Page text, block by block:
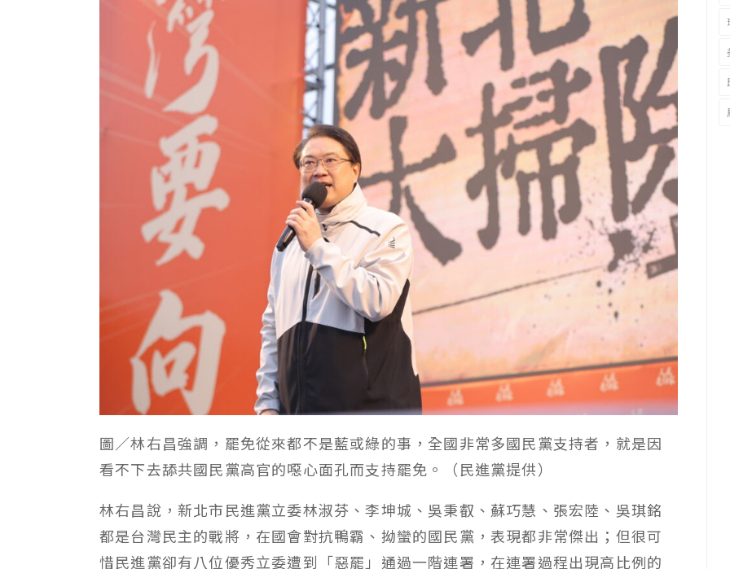
圖／林右昌強調，罷免從來都不是藍或綠的事，全國非常多國民黨支持者，就是因
看不下去舔共國民黨高官的噁心面孔而支持罷免。（民進黨提供）
林右昌說，新北市民進黨立委林淑芬、李坤城、吳秉叡、蘇巧慧、張宏陸、吳琪銘
都是台灣民主的戰將，在國會對抗鴨霸、拗蠻的國民黨，表現都非常傑出；但很可
惜民進黨卻有八位優秀立委遭到「惡罷」通過一階連署，在連署過程出現高比例的